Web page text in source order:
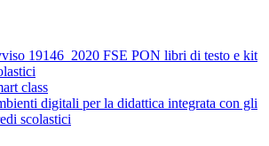
19146_2020 FSE PON libri di testo e kit
class
digitali per la didattica integrata con gli
scolastici